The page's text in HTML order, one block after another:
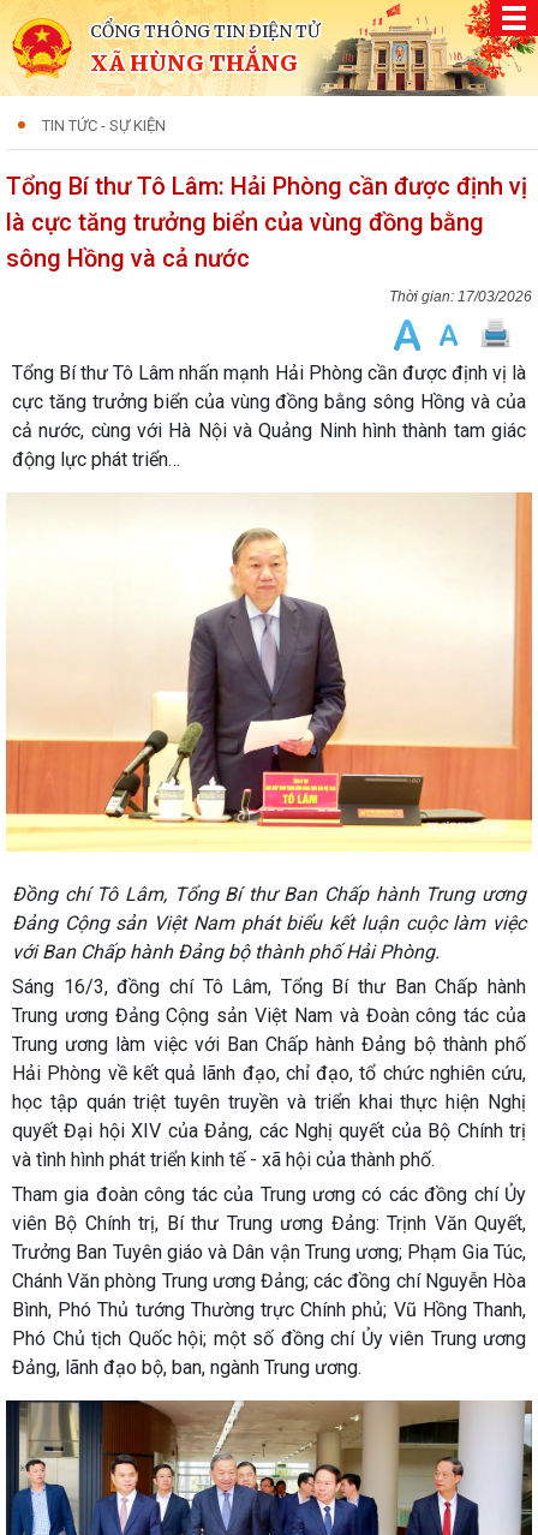
CỔNG THÔNG TIN ĐIỆN TỬ
XÃ HÙNG THẮNG
TIN TỨC - SỰ KIỆN
Tổng Bí thư Tô Lâm: Hải Phòng cần được định vị
là cực tăng trưởng biển của vùng đồng bằng
sông Hồng và cả nước
17/03/2026
Tổng Bí thư Tô Lâm nhấn mạnh Hải Phòng cần được định vị là
cực tăng trưởng biển của vùng đồng bằng sông Hồng và của
cả nước, cùng với Hà Nội và Quảng Ninh hình thành tam giác
động lực phát triển…
Đồng chí Tô Lâm, Tổng Bí thư Ban Chấp hành Trung ương
Đảng Cộng sản Việt Nam phát biểu kết luận cuộc làm việc
với Ban Chấp hành Đảng bộ thành phố Hải Phòng.
Sáng 16/3, đồng chí Tô Lâm, Tổng Bí thư Ban Chấp hành
Trung ương Đảng Cộng sản Việt Nam và Đoàn công tác của
Trung ương làm việc với Ban Chấp hành Đảng bộ thành phố
Hải Phòng về kết quả lãnh đạo, chỉ đạo, tổ chức nghiên cứu,
học tập quán triệt tuyên truyền và triển khai thực hiện Nghị
quyết Đại hội XIV của Đảng, các Nghị quyết của Bộ Chính trị
và tình hình phát triển kinh tế - xã hội của thành phố.
Tham gia đoàn công tác của Trung ương có các đồng chí Ủy
viên Bộ Chính trị, Bí thư Trung ương Đảng: Trịnh Văn Quyết,
Trưởng Ban Tuyên giáo và Dân vận Trung ương; Phạm Gia Túc,
Chánh Văn phòng Trung ương Đảng; các đồng chí Nguyễn Hòa
Bình, Phó Thủ tướng Thường trực Chính phủ; Vũ Hồng Thanh,
Phó Chủ tịch Quốc hội; một số đồng chí Ủy viên Trung ương
Đảng, lãnh đạo bộ, ban, ngành Trung ương.